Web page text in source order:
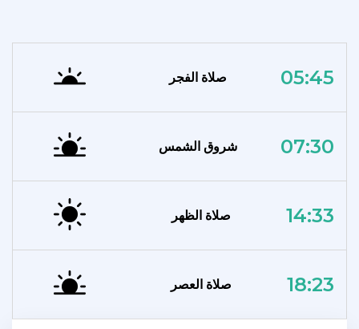
صلاة الفجر 05:45
شروق الشمس 07:30
صلاة الظهر 14:33
صلاة العصر 18:23